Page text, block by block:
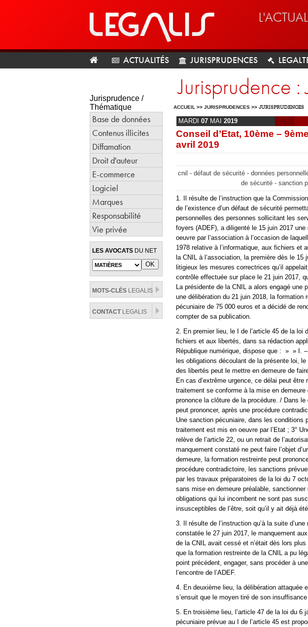
ACTUALITÉS JURISPRUDENCES
Jurisprudence /
Thématique
Base de données
Contenus illicites
Diffamation
Droit d'auteur
E-commerce
Logiciel
Marques
Responsabilité
Vie privée
LES AVOCATS DU NET
MOTS-CLÉS LEGALIS
CONTACTLEGALIS
Jurisprudence
ACCUEIL >> JURISPRUDENCES >> JURISPRUDENCES
MARDI 07 MAI 2019
Conseil d’Etat, 10ème –
avril 2019
cnil - défaut de sécurité - données
de sécurité - sanction
1. Il résulte de l’instruction que la
de l’existence d’un défaut de sécurité
personnelles des personnes sollicitant les
foyers (ADEF), a diligenté le 15 juin 2017
oeuvre par l’association à l’occasion de
1978 relative à l’informatique, aux fichiers et
la CNIL à l’association, la première dès le
litigieux les mesures correctrices qu’il
contrôle effectuée sur place le 21 juin 2017,
La présidente de la CNIL a alors engagé une
une délibération du 21 juin 2018, la formation
pécuniaire de 75 000 euros et a décidé de
compter de sa publication.
2. En premier lieu, le I de l’article 45 de la loi
fichiers et aux libertés, dans sa rédaction
République numérique, dispose que : » » I.
les obligations découlant de la présente loi,
des libertés peut le mettre en demeure de
En cas d’extrême urgence, ce délai peut
traitement se conforme à la mise en
prononce la clôture de la procédure. / Dans
peut prononcer, après une procédure
Une sanction pécuniaire, dans les conditions
traitement est mis en oeuvre par l’Etat ; 3°
relève de l’article 22, ou un retrait de
manquement constaté ne peut faire l’objet
demeure, la formation restreinte peut
procédure contradictoire, les sanctions
par les travaux préparatoires de la loi du 7
sans mise en demeure préalable,
obligations qui lui incombent ne sont pas
insusceptibles de l’être, soit qu’il y ait déjà
3. Il résulte de l’instruction qu’à la suite
constatée le 27 juin 2017, le manquement
de la CNIL avait cessé et n’était dès lors
que la formation restreinte de la CNIL a pu
point précédent, engager, sans procéder à
l’encontre de l’ADEF.
4. En deuxième lieu, la délibération attaquée
s’ensuit que le moyen tiré de son
5. En troisième lieu, l’article 47 de la loi du
pécuniaire prévue au I de l’article 45 est